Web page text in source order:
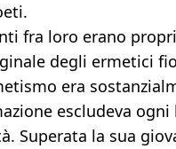
fra loro erano
degli ermetici
era
escludeva
Superata la sua